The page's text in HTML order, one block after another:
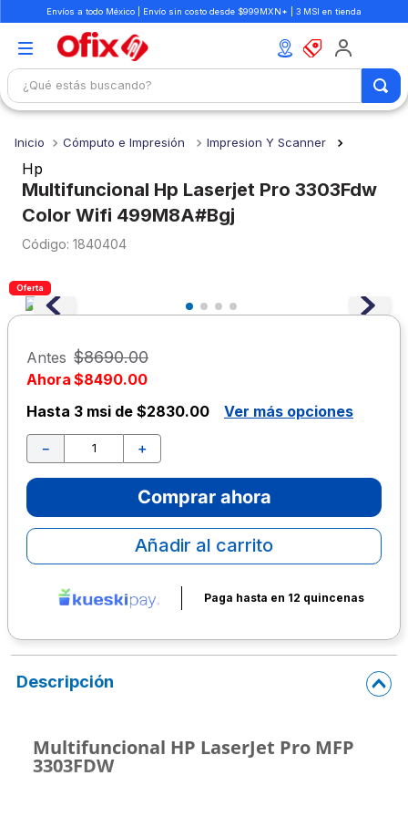
Envíos a todo México | Envío sin costo desde $999MXN* | 3 MSI en tienda
¿Qué estás buscando?
Cómputo e Impresión Impresion Y Scanner
Hp
Multifuncional Hp Laserjet Pro 3303Fdw
Color Wifi 499M8A#Bgj
: 1840404
Oferta
Antes $8690.00
Ahora $8490.00
Hasta 3 msi de $2830.00 Ver más opciones
＋
－
Comprar ahora
Añadir al carrito
Paga hasta en 12 quincenas
Descripción
Multifuncional HP LaserJet Pro MFP
3303FDW
1.
mochilas
2 .
libretas
3.
cuaderno
4.
cuadernos
5.
6.
boligrafo
8.
sacapuntas
9 .
lapiz
10. escritorio